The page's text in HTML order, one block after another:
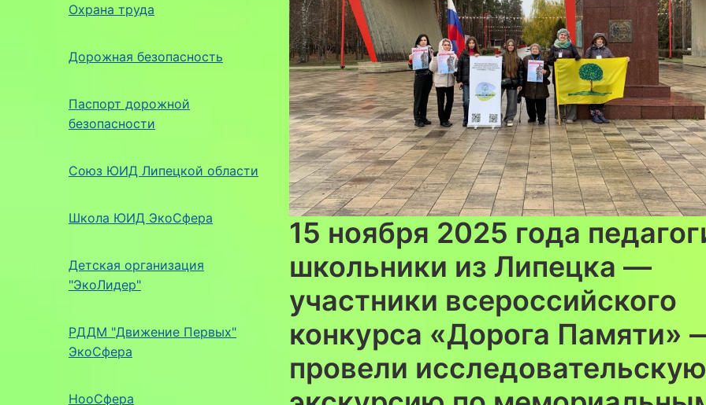
Охрана труда
Дорожная безопасность
Паспорт дорожной
безопасности
Союз ЮИД Липецкой области
Школа ЮИД ЭкоСфера
Детская организация
"ЭкоЛидер"
РДДМ "Движение Первых"
ЭкоСфера
НооСфера
15 ноября 2025 года
школьники из Липецка —
участники всероссийского
конкурса «Дорога Памяти»
провели исследовательскую